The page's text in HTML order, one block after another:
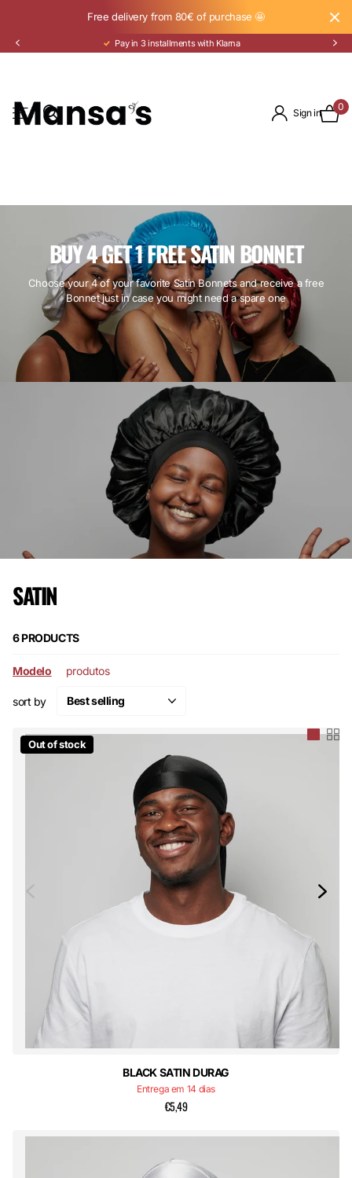
Free delivery from 80€ of purchase 🤩
Pay in 3 installments with Klarna
Sign in
0
BUY 4 GET 1 FREE SATIN BONNET
Choose your 4 of your favorite Satin Bonnets and receive a free
Bonnet just in case you might need a spare one
SATIN
6 PRODUCTS
Modelo produtos
sort by
Out of stock
BLACK SATIN DURAG
Entrega em 14 dias
€5,49